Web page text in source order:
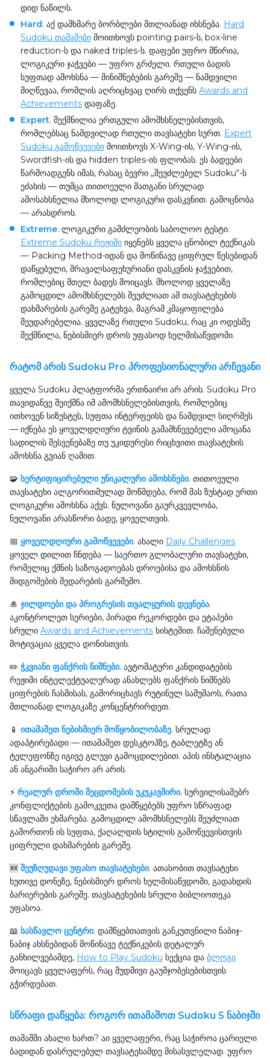
დიდ ნაწილს.
Hard. აქ დამხმარე ბორბლები მთლიანად იხსნება. Hard
Sudoku თამაშები მოითხოვს pointing pairs-ს, box-line
reduction-ს და naked triples-ს. დაფები უფრო მწირია,
ლოგიკური ჯაჭვები — უფრო გრძელი. რთული ბადის
სუფთად ამოხსნა — მინიშნებების გარეშე — ნამდვილი
მიღწევაა, რომლის აღრიცხვაც ღირს თქვენს Awards and
Achievements დაფაზე.
Expert. შექმნილია ერთგული ამომხსნელებისთვის,
რომლებსაც ნამდვილად რთული თავსატეხი სურთ. Expert
Sudoku გამოწვევები მოითხოვს X-Wing-ის, Y-Wing-ის,
Swordfish-ის და hidden triples-ის ფლობას. ეს ბადეები
წარმოადგენს იმას, რასაც ბევრი „შეუძლებელ Sudoku“-ს
ეძახის — თუმცა თითოეული მათგანი სრულად
ამოსახსნელია მხოლოდ ლოგიკური დასკვნით. გამოცნობა
— არასდროს.
Extreme. ლოგიკური გამძლეობის საბოლოო ტესტი.
Extreme Sudoku რეჟიმი იყენებს ყველა ცნობილ ტექნიკას
— Packing Method-იდან და მოწინავე ციფრულ წესებიდან
დაწყებული, მრავალსაფეხურიანი დასკვნის ჯაჭვებით,
რომლებიც მთელ ბადეს მოიცავს. მხოლოდ ყველაზე
გამოცდილ ამომხსნელებს შეუძლიათ ამ თავსატეხების
დახმარების გარეშე გატეხვა, მაგრამ კმაყოფილება
შეუდარებელია. ყველაზე რთული Sudoku, რაც კი ოდესმე
შექმნილა, ნებისმიერ დროს უფასოდ ხელმისაწვდომი.
რატომ არის Sudoku Pro პროფესიონალური არჩევანი
ყველა Sudoku პლატფორმა ერთნაირი არ არის. Sudoku Pro
თავიდანვე შეიქმნა იმ ამომხსნელებისთვის, რომლებიც
ითხოვენ სიზუსტეს, სუფთა ინტერფეისს და ნამდვილ სიღრმეს
— იქნება ეს ყოველდღიური ტვინის გამამხნევებელი ამოცანა
სადილის შესვენებაზე თუ უკიდურესი რიცხვითი თავსატეხის
ამოხსნა გვიან ღამით.
🧩 სერტიფიცირებული უნიკალური ამოხსნები. თითოეული
თავსატეხი ალგორითმულად მოწმდება, რომ მას ზუსტად ერთი
ლოგიკური ამოხსნა აქვს. ნულოვანი გაურკვევლობა,
ნულოვანი არასწორი ბადე, ყოველთვის.
📅 ყოველდღიური გამოწვევები. ახალი Daily Challenges
ყოველ დილით ჩნდება — საერთო გლობალური თავსატეხი,
რომელიც ქმნის საზოგადოებას დროებისა და ამოხსნის
მიდგომების შედარების გარშემო.
🎍 ჯილდოები და პროგრესის თვალყურის დევნება.
აკონტროლეთ სერიები, პირადი რეკორდები და ეტაპები
სრული Awards and Achievements სისტემით. ჩაშენებული
მოტივაცია ყველა დონისთვის.
✏️ ჭკვიანი ფანქრის ნიშნები. ავტომატური კანდიდატების
რეჟიმი ინტელექტუალურად ანახლებს ფანქრის ნიშნებს
ციფრების ჩასმისას, გამორიცხავს რუტინულ სამუშაოს, რათა
მთლიანად ლოგიკაზე კონცენტრირდეთ.
📱 ითამაშეთ ნებისმიერ მოწყობილობაზე. სრულად
ადაპტირებადი — ითამაშეთ დესკტოპზე, ტაბლეტზე ან
ტელეფონზე იგივე გლუვი გამოცდილებით. აპის ინსტალაცია
ან ანგარიში საჭირო არ არის.
⚡ რეალურ დროში შეცდომების უკუკავშირი. სურვილისამებრ
კონფლიქტების გამოკვეთა დამწყებებს უფრო სწრაფად
სწავლაში ეხმარება. გამოცდილ ამომხსნელებს შეუძლიათ
გამორთონ ის სუფთა, ქაღალდის სტილის გამოწვევისთვის
ციფრული დახმარების გარეშე.
🆕 შეუზღუდავი უფასო თავსატეხები. ათასობით თავსატეხი
ხუთივე დონეზე, ნებისმიერ დროს ხელმისაწვდომი, გადახდის
ბარიერების გარეშე. თავსატეხების სრული ბიბლიოთეკა
უფასოა.
📖 სასწავლო ცენტრი. დამწყებთათვის განკუთვნილი ნაბიჯ-
ნაბიჯ ახსნებიდან მოწინავე ტექნიკების დეტალურ
განხილვებამდე, How to Play Sudoku სექცია და ბლოგი
მოიცავს ყველაფერს, რაც მუდმივი გაუმჯობესებისთვის
გჭირდებათ.
სწრაფი დაწყება: როგორ ითამაშოთ Sudoku 5 ნაბიჯში
თამაშში ახალი ხართ? აი ყველაფერი, რაც საჭიროა ცარიელი
ბადიდან დასრულებულ თავსატეხამდე მისასვლელად. უფრო